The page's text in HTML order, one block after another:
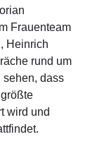
Frauenteam
Heinrich
rund um
sehen, dass
wird und